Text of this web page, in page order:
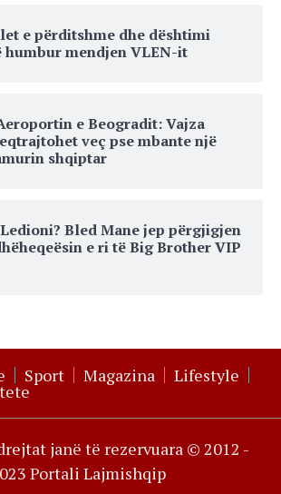
e përditshme dhe dështimi
humbur mendjen VLEN-it
e Beogradit: Vajza
veç pse mbante një
shqiptar
Bled Mane jep përgjigjen
e ri të Big Brother VIP
Sport Magazina Lifestyle
janë të rezervuara © 2012 -
Portali Lajmishqip